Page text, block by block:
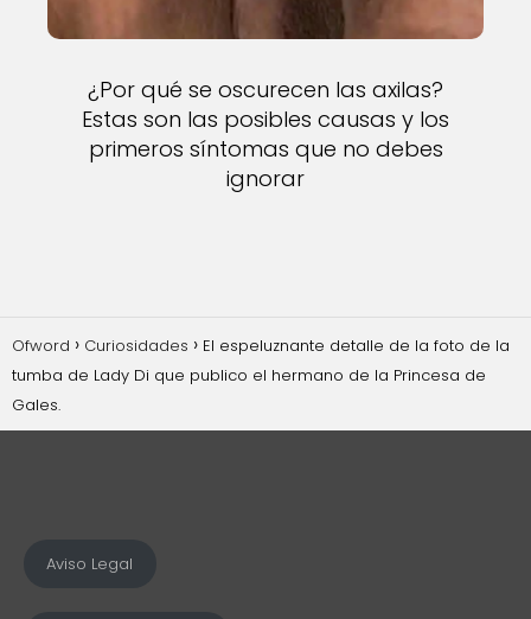
¿Por qué se oscurecen las axilas?
Estas son las posibles causas y los
primeros síntomas que no debes
ignorar
Ofword Curiosidades
El espeluznante detalle de la foto de la
tumba de Lady Di que publico el hermano de la Princesa de
Gales.
Aviso Legal